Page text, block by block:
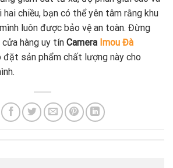
chiều, bạn có thể yên tâm rằng khu
luôn được bảo vệ an toàn. Đừng
hàng uy tín Camera Imou Đà
đặt sản phẩm chất lượng này cho